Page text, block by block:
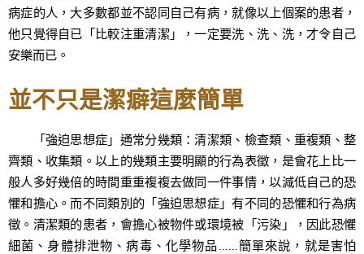
病症的人，大多數都並不認同自己有病，就像以上個案的患者，
他只覺得自已「比較注重清潔」，一定要洗、洗、洗，才令自己
安樂而已。
並不只是潔癖這麼簡單
「強迫思想症」通常分幾類：清潔類、檢查類、重複類、整
齊類、收集類。以上的幾類主要明顯的行為表徵，是會花上比一
般人多好幾倍的時間重重複複去做同一件事情，以減低自己的恐
懼和擔心。而不同類別的「強迫思想症」有不同的恐懼和行為病
徵。清潔類的患者，會擔心被物件或環境被「污染」，因此恐懼
細菌、身體排泄物、病毒、化學物品……簡單來說，就是害怕